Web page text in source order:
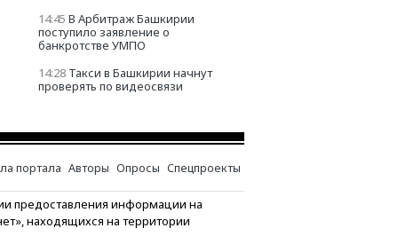
14:45 В Арбитраж Башкирии
поступило заявление о
банкротстве УМПО
14:28 Такси в Башкирии начнут
проверять по видеосвязи
портала Авторы Опросы Спецпроекты
предоставления информации на
находящихся на территории